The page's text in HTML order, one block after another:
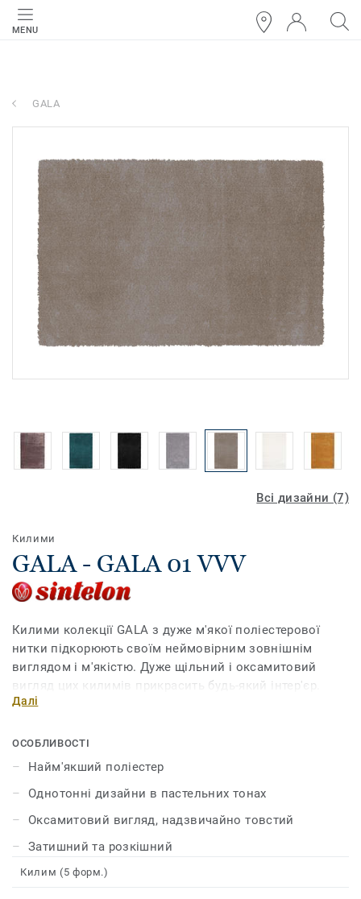
MENU
GALA
Всі дизайни (7)
Килими
GALA - GALA 01 VVV
Килими колекції GALA з дуже м'якої поліестерової
нитки підкорюють своїм неймовірним зовнішнім
виглядом і м'якістю. Дуже щільний і оксамитовий
вигляд цих килимів прикрасить будь-який інтер'єр.
Вони дуже щільні та м'які на дотик і розкішно
одночасно стриманою та модною, а також килими
доступні у круглому виконанні.
Далі
ОСОБЛИВОСТІ
Найм'якший поліестер
Однотонні дизайни в пастельних тонах
Оксамитовий вигляд, надзвичайно товстий
Затишний та розкішний
Килим (5 форм.)